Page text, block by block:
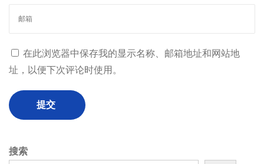
在此浏览器中保存我的显示名称、邮箱地址和网站地
址，以便下次评论时使用。
搜索